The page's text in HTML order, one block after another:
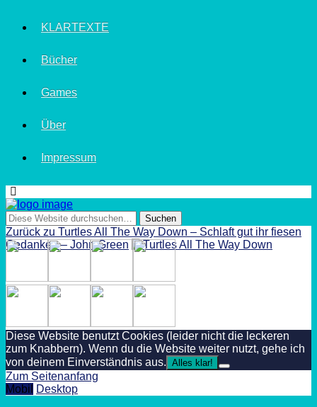
KLARTEXTE
Bücher
Games
Über
Impressum
Zurück zu Turtles All The Way Down – Schlaft gut ihr fiesen
Gedanken – John Green
Diese Website benutzt Cookies (leider nicht die leckeren
zum Knabbern). Wenn du die Website weiter nutzt, gehe ich
von deinem Einverständnis aus. Alles klar!
Zum Seitenanfang
Mobil
Desktop